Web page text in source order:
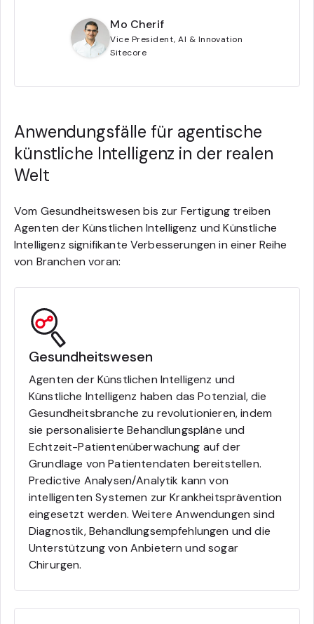
Mo Cherif
Vice President, AI & Innovation
Sitecore
Anwendungsfälle für agentische
künstliche Intelligenz in der realen
Welt
Vom Gesundheitswesen bis zur Fertigung treiben
Agenten der Künstlichen Intelligenz und Künstliche
Intelligenz signifikante Verbesserungen in einer Reihe
von Branchen voran:
Gesundheitswesen
Agenten der Künstlichen Intelligenz und
Künstliche Intelligenz haben das Potenzial, die
Gesundheitsbranche zu revolutionieren, indem
sie personalisierte Behandlungspläne und
Echtzeit-Patientenüberwachung auf der
Grundlage von Patientendaten bereitstellen.
Predictive Analysen/Analytik kann von
intelligenten Systemen zur Krankheitsprävention
eingesetzt werden. Weitere Anwendungen sind
Diagnostik, Behandlungsempfehlungen und die
Unterstützung von Anbietern und sogar
Chirurgen.